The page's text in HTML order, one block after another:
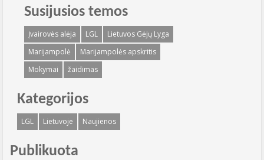
Susijusios temos
Įvairovės alėja LGL
Lietuvos Gėjų Lyga
Marijampolė
Marijampolės apskritis
Mokymai
žaidimas
Kategorijos
LGL Lietuvoje Naujienos
Publikuota